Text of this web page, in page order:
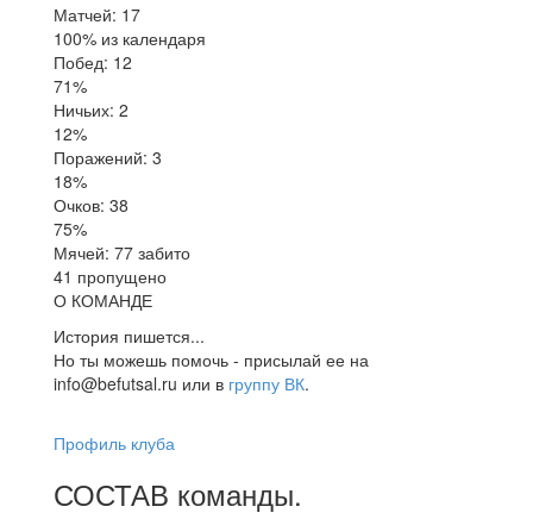
Матчей: 17
100% из календаря
Побед: 12
71%
Ничьих: 2
12%
Поражений: 3
18%
Очков: 38
75%
Мячей: 77 забито
41 пропущено
О КОМАНДЕ
История пишется...
Но ты можешь помочь - присылай ее на
info@befutsal.ru или в группу ВК.
Профиль клуба
СОСТАВ команды.